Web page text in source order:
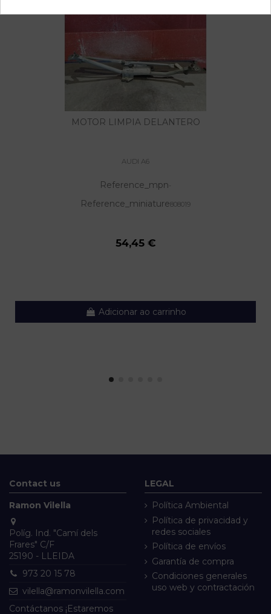
MOTOR LIMPIA DELANTERO
AUDI A6
Reference_mpn-
Reference_miniature808019
54,45 €
Adicionar ao carrinho
Contact us
Ramon Vilella
Políg. Ind. "Camí dels
Frares" C/F
25190 - LLEIDA
973 20 15 78
vilella@ramonvilella.com
Contáctanos ¡Estaremos
LEGAL
Política Ambiental
Política de privacidad y
redes sociales
Política de envíos
Garantía de compra
Condiciones generales
uso web y contractación